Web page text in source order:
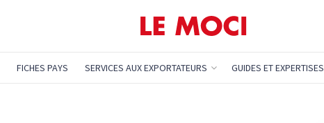
FICHES PAYS SERVICES AUX EXPORTATEURS GUIDES ET EXPERTISES